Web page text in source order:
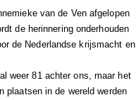
van de Ven afgelopen
de herinnering onderhouden
de Nederlandse krijsmacht en
weer 81 achter ons, maar het
plaatsen in de wereld werden